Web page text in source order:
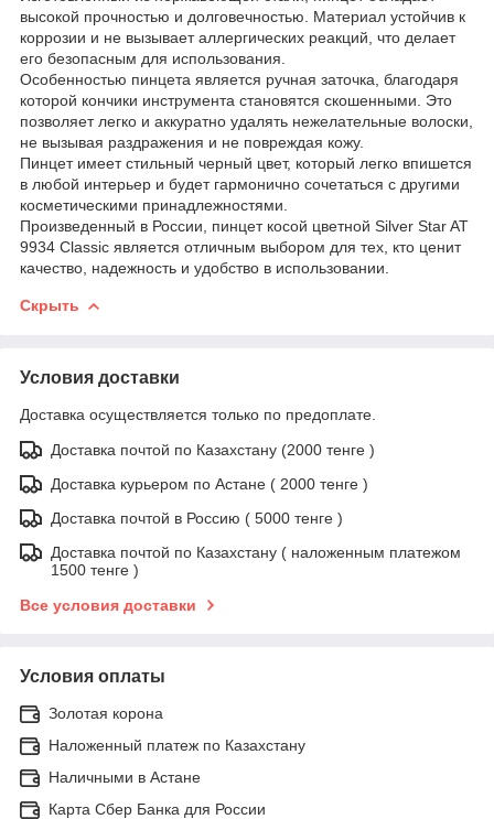
высокой прочностью и долговечностью. Материал устойчив к
коррозии и не вызывает аллергических реакций, что делает
его безопасным для использования.
Особенностью пинцета является ручная заточка, благодаря
которой кончики инструмента становятся скошенными. Это
позволяет легко и аккуратно удалять нежелательные волоски,
не вызывая раздражения и не повреждая кожу.
Пинцет имеет стильный черный цвет, который легко впишется
в любой интерьер и будет гармонично сочетаться с другими
косметическими принадлежностями.
Произведенный в России, пинцет косой цветной Silver Star AT
9934 Classic является отличным выбором для тех, кто ценит
качество, надежность и удобство в использовании.
Скрыть
Условия доставки
Доставка осуществляется только по предоплате.
Доставка почтой по Казахстану (2000 тенге )
Доставка курьером по Астане ( 2000 тенге )
Доставка почтой в Россию ( 5000 тенге )
Доставка почтой по Казахстану ( наложенным платежом
1500 тенге )
Все условия доставки
Условия оплаты
Золотая корона
Наложенный платеж по Казахстану
Наличными в Астане
Карта Сбер Банка для России